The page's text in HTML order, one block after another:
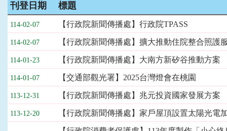
宣
導
列
位
依
序
刊登日期 標題
114-02-07 【行政院新聞傳播處】行政院TPASS
114-02-07 【行政院新聞傳播處】擴大推動住院整合照護
114-01-23 【行政院新聞傳播處】大南方新矽谷推動方案
114-01-07 【交通部觀光署】2025台灣燈會在桃園
113-12-31 【行政院新聞傳播處】兆元投資國家發展方案
113-12-20 【行政院新聞傳播處】家戶屋頂設置太陽光電